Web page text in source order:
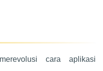
cara aplikasi